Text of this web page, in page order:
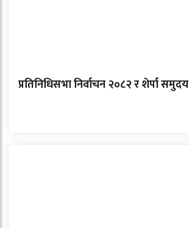
प्रतिनिधिसभा निर्वाचन २०८२ र शेर्पा समुदय